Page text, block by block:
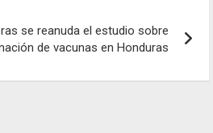
se reanuda el estudio sobre
de vacunas en Honduras